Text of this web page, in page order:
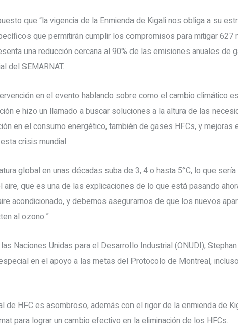
que “la vigencia de la Enmienda de Kigali nos obliga a su
que permitirán cumplir los compromisos para mitigar 627
una reducción cercana al 90% de las emisiones anuales de
del SEMARNAT.
en el evento hablando sobre como el cambio climático
e hizo un llamado a buscar soluciones a la altura de las
en el consumo energético, también de gases HFCs, y mejoras
crisis mundial.
global en unas décadas suba de 3, 4 o hasta 5°C, lo que
que es una de las explicaciones de lo que está pasando
acondicionado, y debemos asegurarnos de que los nuevos
al ozono.”
Naciones Unidas para el Desarrollo Industrial (ONUDI),
en el apoyo a las metas del Protocolo de Montreal,
de HFC es asombroso, además con el rigor de la enmienda de
para lograr un cambio efectivo en la eliminación de los HFCs.